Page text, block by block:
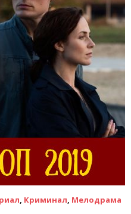
, Криминал, Мелодрама